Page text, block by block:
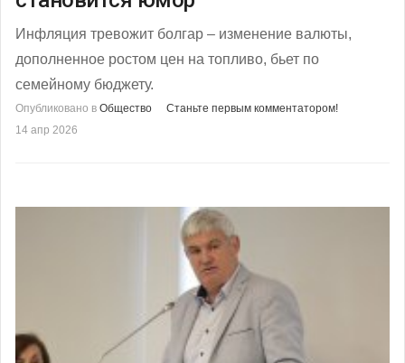
Инфляция тревожит болгар – изменение валюты,
дополненное ростом цен на топливо, бьет по
семейному бюджету.
Опубликовано в Общество
Станьте первым комментатором!
14 апр 2026